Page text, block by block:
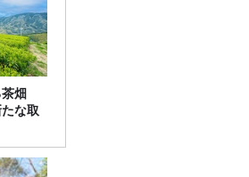
茶畑
な取